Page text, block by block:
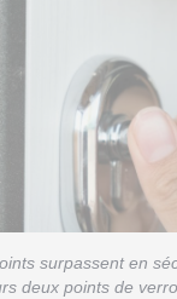
surpassent en
deux points de